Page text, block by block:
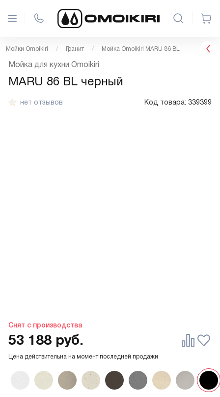
Мойки Omoikiri Гранит Мойка Omoikiri MARU 86 BL
нет отзывов Код товара: 339399
Снят с производства
Мойка для кухни Omoikiri
MARU 86 BL черный
Цена действительна на момент последней продажи
53 188 руб.